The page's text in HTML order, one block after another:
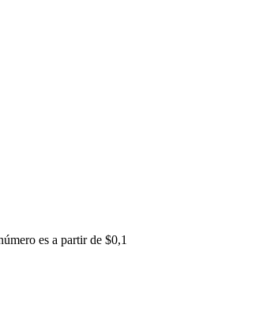
es a partir de $0,1